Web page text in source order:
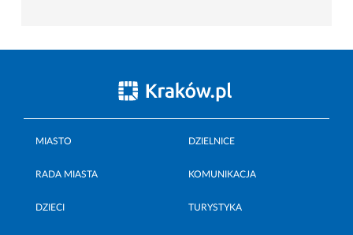
MIASTO DZIELNICE
RADA MIASTA KOMUNIKACJA
DZIECI TURYSTYKA